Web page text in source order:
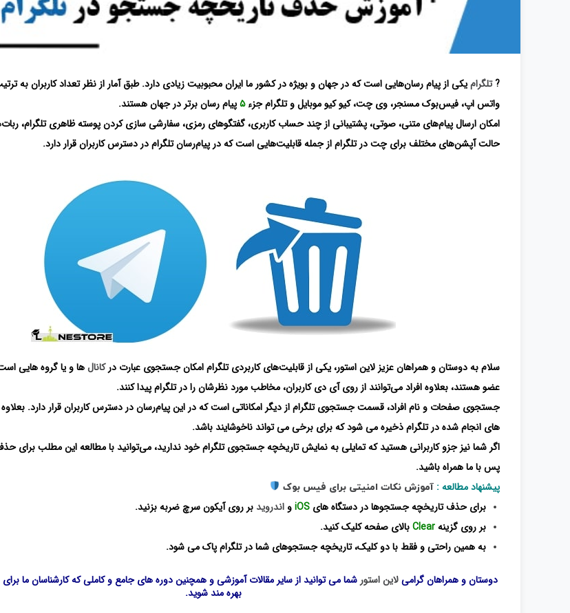
?تلگرامیکی از پیام ‌رسان‌هایی است که در جهان و بویژه در کشور ما ایران محبوبیت زیادی دارد. طبق آمار از نظر تعداد کاربران به
واتس‌ اپ، فیس‌بوک مسنجر، وی چت، کیو کیو موبایل و تلگرام جزء۵پیام‌ رسان برتر در جهان هستند.
امکان ارسال پیام‌های متنی، صوتی، پشتیبانی از چند حساب کاربری، گفتگوهای رمزی، سفارشی سازی کردن پوسته ظاهری تلگرام،
حالت آپشن‌های مختلف برای چت در تلگرام از جمله قابلیت‌هایی است که در پیام‌رسان تلگرام در دسترس کاربران قرار دارد.
سلام به دوستان و همراهان عزیز لاین استور، یکی از قابلیت‌های کاربردی تلگرام امکان جستجوی عبارت درکانال‌ها و یا گروه هایی
عضو هستند، بعلاوه افراد می‌توانند از روی آی دی کاربران، مخاطب مورد نظرشان را در تلگرام پیدا کنند.
جستجوی صفحات و نام افراد، قسمت جستجوی تلگرام از دیگر امکاناتی است که در این پیام‌رسان در دسترس کاربران قرار دارد.
های انجام شده در تلگرام ذخیره می شود که برای برخی می تواند ناخوشایند باشد.
اگر شما نیز جزو کاربرانی هستید که تمایلی به نمایش تاریخچه جستجوی تلگرام خود ندارید، می‌توانید با مطالعه این مطلب برای
پس با ما همراه باشید.
پیشنهاد مطالعه : آموزش نکات امنیتی برای فیس بوک
برای حذف تاریخچه جستجوها در دستگاه های iOSو اندروید بر روی آیکون سرچ ضربه بزنید.
بر روی گزینهClearبالای صفحه کلیک کنید.
به همین راحتی و فقط با دو کلیک، تاریخچه جستجوهای شما در تلگرام پاک می شود.
دوستان و همراهان گرامیلاین استور شما می توانید از سایر مقالات آموزشی و همچنین دوره های جامع و کاملی که کارشناسان ما برای
بهره مند شوید.